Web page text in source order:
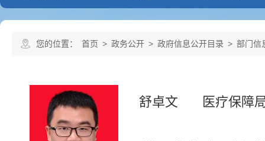
您的位置： 首页 > 政务公开 > 政府信息公开目录 > 部门信
舒卓文 医疗保障